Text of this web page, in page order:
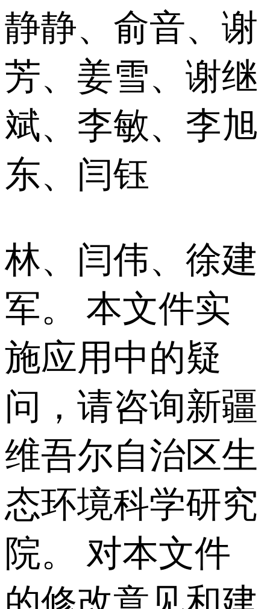
静静、俞音、谢
芳、姜雪、谢继
斌、李敏、李旭
东、闫钰
林、闫伟、徐建
军。 本文件实
施应用中的疑
问，请咨询新疆
维吾尔自治区生
态环境科学研究
院。 对本文件